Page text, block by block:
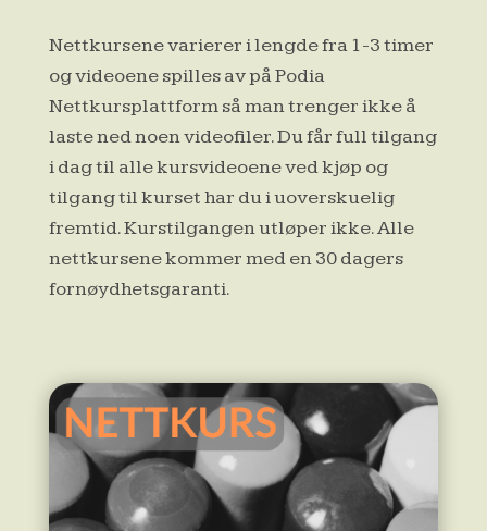
Nettkursene varierer i lengde fra 1-3 timer
og videoene spilles av på Podia
Nettkursplattform så man trenger ikke å
laste ned noen videofiler. Du får full tilgang
i dag til alle kursvideoene ved kjøp og
tilgang til kurset har du i uoverskuelig
fremtid. Kurstilgangen utløper ikke.Alle
nettkursene kommer med en 30 dagers
fornøydhetsgaranti.